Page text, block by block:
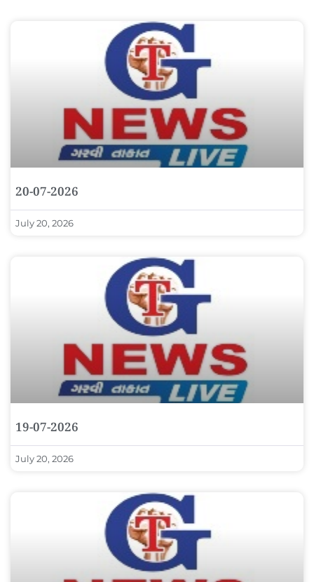
20-07-2026
July 20, 2026
19-07-2026
July 20, 2026